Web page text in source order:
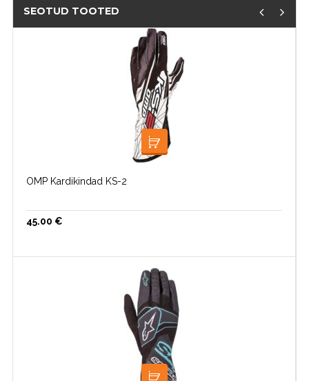
SEOTUD TOOTED
VALI
OMP Kardikindad KS-2
45.00 €